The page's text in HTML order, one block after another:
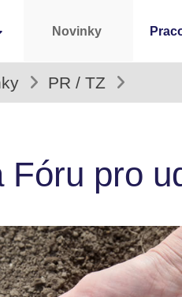
Novinky
PR / TZ
Fóru pro